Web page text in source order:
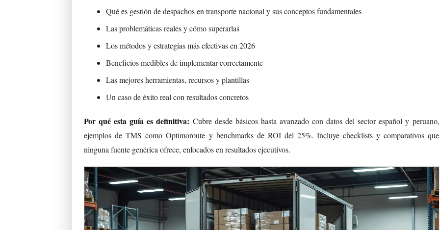
Qué es gestión de despachos en transporte nacional y sus conceptos fundamentales
Las problemáticas reales y cómo superarlas
Los métodos y estrategias más efectivas en 2026
Beneficios medibles de implementar correctamente
Las mejores herramientas, recursos y plantillas
Un caso de éxito real con resultados concretos
Por qué esta guía es definitiva: Cubre desde básicos hasta avanzado con datos del sector español y peruano,
ejemplos de TMS como Optimoroute y benchmarks de ROI del 25%. Incluye checklists y comparativos que
ninguna fuente genérica ofrece, enfocados en resultados ejecutivos.